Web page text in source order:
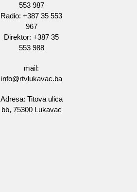
553 987
Radio: +387 35 553
967
Direktor: +387 35
553 988
mail:
info@rtvlukavac.ba
Adresa: Titova ulica
bb, 75300 Lukavac